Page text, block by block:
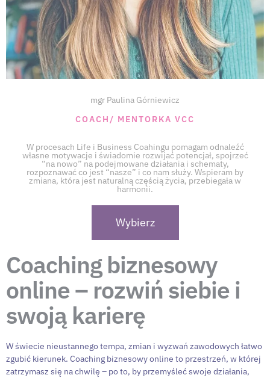
mgr Paulina Górniewicz
COACH/ MENTORKA VCC
W procesach Life i Business Coahingu pomagam odnaleźć
własne motywacje i świadomie rozwijać potencjał, spojrzeć
“na nowo” na podejmowane działania i schematy,
rozpoznawać co jest “nasze” i co nam służy. Wspieram by
zmiana, która jest naturalną częścią życia, przebiegała w
harmonii.
Wybierz
Coaching biznesowy
online – rozwiń siebie i
swoją karierę
W świecie nieustannego tempa, zmian i wyzwań zawodowych łatwo
zgubić kierunek. Coaching biznesowy online to przestrzeń, w której
zatrzymasz się na chwilę – po to, by przemyśleć swoje działania,